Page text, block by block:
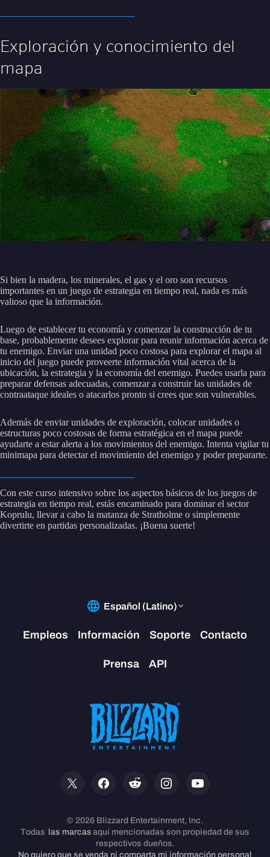
Exploración y conocimiento del
mapa
Si bien la madera, los minerales, el gas y el oro son recursos
importantes en un juego de estrategia en tiempo real, nada es más
valioso que la información.
Luego de establecer tu economía y comenzar la construcción de tu
base, probablemente desees explorar para reunir información acerca de
tu enemigo. Enviar una unidad poco costosa para explorar el mapa al
inicio del juego puede proveerte información vital acerca de la
ubicación, la estrategia y la economía del enemigo. Puedes usarla para
preparar defensas adecuadas, comenzar a construir las unidades de
contraataque ideales o atacarlos pronto si crees que son vulnerables.
Además de enviar unidades de exploración, colocar unidades o
estructuras poco costosas de forma estratégica en el mapa puede
ayudarte a estar alerta a los movimientos del enemigo. Intenta vigilar tu
minimapa para detectar el movimiento del enemigo y poder prepararte.
Con este curso intensivo sobre los aspectos básicos de los juegos de
estrategia en tiempo real, estás encaminado para dominar el sector
Koprulu, llevar a cabo la matanza de Stratholme o simplemente
divertirte en partidas personalizadas. ¡Buena suerte!